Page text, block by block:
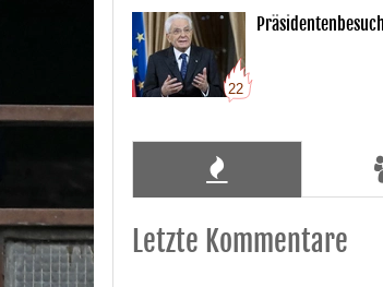
22
Letzte Kommentare